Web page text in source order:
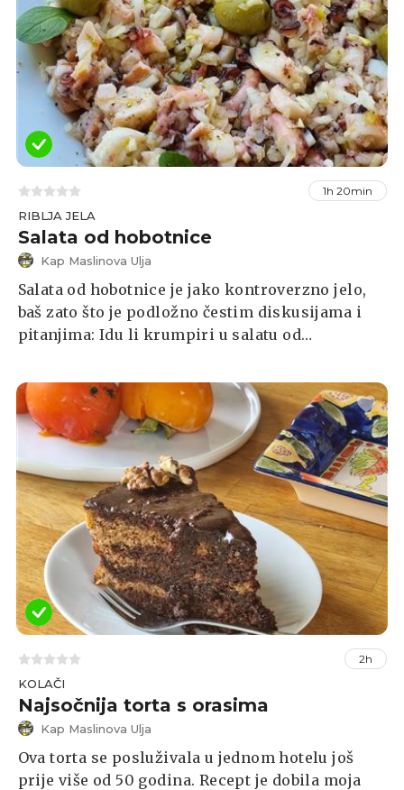
1h 20min
RIBLJA JELA
Salata od hobotnice
Kap Maslinova Ulja
Salata od hobotnice je jako kontroverzno jelo,
baš zato što je podložno čestim diskusijama i
pitanjima: Idu li krumpiri u salatu od
U Dalmaciji je neka baza i klasika salata od
hobotnice i začina, eventualno uz dodatke
kapara ili maslina. Zato za nju pišem recept.
2h
KOLAČI
Najsočnija torta s orasima
Kap Maslinova Ulja
Ova torta se posluživala u jednom hotelu još
prije više od 50 godina. Recept je dobila moja